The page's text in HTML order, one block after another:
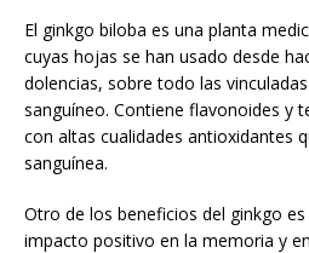
El ginkgo biloba es una planta
cuyas hojas se han usado desde
dolencias, sobre todo las
sanguíneo. Contiene flavonoides y
con altas cualidades antioxidantes
sanguínea.
Otro de los beneficios del ginkgo
impacto positivo en la memoria y